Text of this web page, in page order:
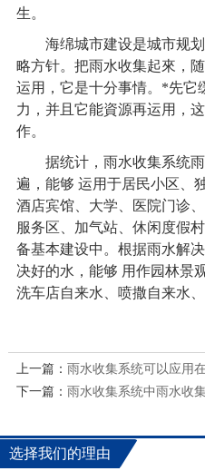
生。
海绵城市建设是城市规
略方针。把雨水收集起來，
运用，它是十分事情。*先它
力，并且它能資源再运用，
作。
据统计， 雨水收集系统
遍，能够 运用于居民小区、
酒店宾馆、大学、医院门诊
服务区、加气站、休闲度假
备基本建设中。根据雨水解
决好的水，能够 用作园林景
洗车店自来水、喷撒自来水、
上一篇： 雨水收集系统可以应用
下一篇： 雨水收集系统中雨水收
选择我们的理由